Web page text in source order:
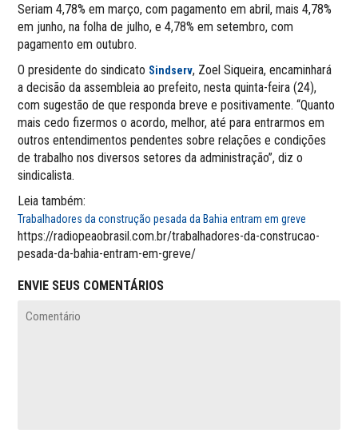
Seriam 4,78% em março, com pagamento em abril, mais 4,78%
em junho, na folha de julho, e 4,78% em setembro, com
pagamento em outubro.
O presidente do sindicato Sindserv, Zoel Siqueira, encaminhará
a decisão da assembleia ao prefeito, nesta quinta-feira (24),
com sugestão de que responda breve e positivamente. “Quanto
mais cedo fizermos o acordo, melhor, até para entrarmos em
outros entendimentos pendentes sobre relações e condições
de trabalho nos diversos setores da administração”, diz o
sindicalista.
Leia também:
Trabalhadores da construção pesada da Bahia entram em greve
https://radiopeaobrasil.com.br/trabalhadores-da-construcao-
pesada-da-bahia-entram-em-greve/
ENVIE SEUS COMENTÁRIOS